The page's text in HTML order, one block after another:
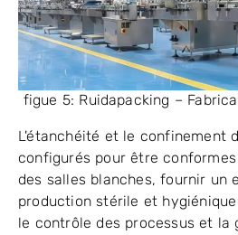
figue 5: Ruidapacking –
L'étanchéité et le confinement
configurés pour être
des salles blanches, fournir un
production stérile et
le contrôle des processus et la